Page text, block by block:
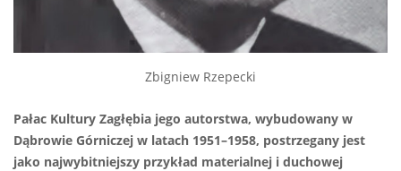
Zbigniew Rzepecki
Pałac Kultury Zagłębia jego autorstwa, wybudowany w
Dąbrowie Górniczej w latach 1951–1958, postrzegany jest
jako najwybitniejszy przykład materialnej i duchowej